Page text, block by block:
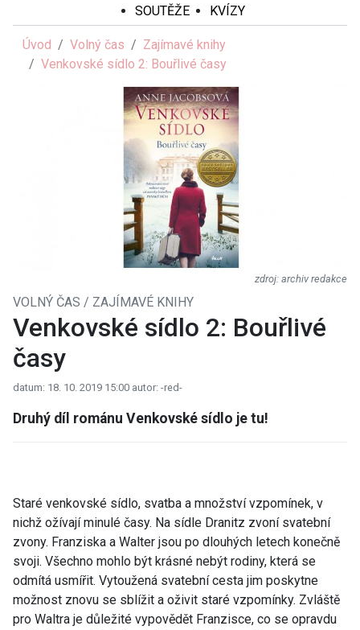
SOUTĚŽE
KVÍZY
Úvod Volný čas
Zajímavé knihy
Venkovské sídlo 2: Bouřlivé časy
archiv redakce
VOLNÝ ČAS / ZAJÍMAVÉ KNIHY
Venkovské sídlo 2: Bouřlivé
časy
datum: 18. 10. 2019 15:00 autor: -red-
Druhý díl románu Venkovské sídlo je tu!
Staré venkovské sídlo, svatba a množství vzpomínek, v
nichž ožívají minulé časy. Na sídle Dranitz zvoní svatební
zvony. Franziska a Walter jsou po dlouhých letech konečně
svoji. Všechno mohlo být krásné nebýt rodiny, která se
odmítá usmířit. Vytoužená svatební cesta jim poskytne
možnost znovu se sblížit a oživit staré vzpomínky. Zvláště
pro Waltra je důležité vypovědět Franzisce, co se opravdu